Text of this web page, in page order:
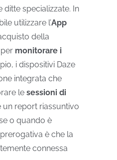
ditte specializzate. In
utilizzare l’App
della
monitorare i
i dispositivi Daze
integrata che
le sessioni di
un report riassuntivo
o quando è
prerogativa è che la
connessa